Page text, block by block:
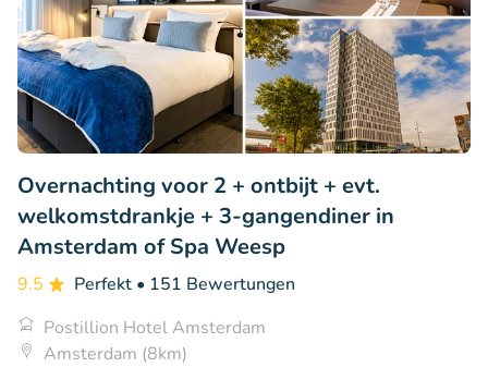
Overnachting voor 2 + ontbijt + evt.
welkomstdrankje + 3-gangendiner in
Amsterdam of Spa Weesp
9.5 Perfekt • 151 Bewertungen
Postillion Hotel Amsterdam
Amsterdam (8km)